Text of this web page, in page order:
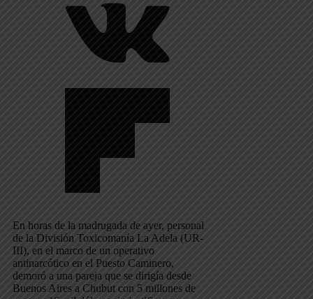
En horas de la madrugada de ayer, personal
de la División Toxicomanía La Adela (UR-
III), en el marco de un operativo
antinarcótico en el Puesto Caminero,
demoró a una pareja que se dirigía desde
Buenos Aires a Chubut con 5 millones de